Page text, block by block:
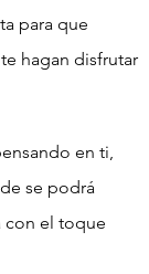
para que
hagan disfrutar
en ti,
se podrá
con el toque